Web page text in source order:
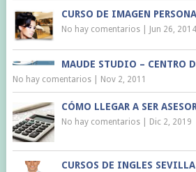
CURSO DE IMAGEN
No hay comentarios| Jun 26, 2014
MAUDE STUDIO – CENTRO
No hay comentarios| Nov 2, 2011
CÓMO LLEGAR A SER
No hay comentarios| Dic 2, 2019
CURSOS DE INGLES SEVILLA